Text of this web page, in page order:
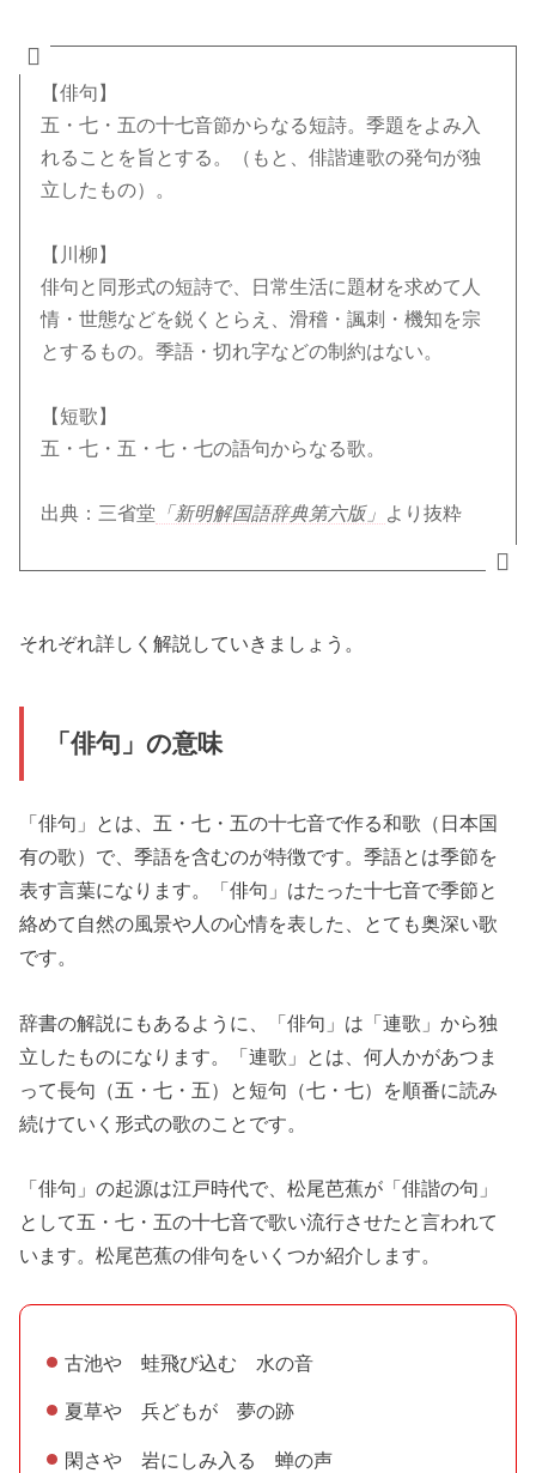
【俳句】
五・七・五の十七音節からなる短詩。季題をよみ入
れることを旨とする。（もと、俳諧連歌の発句が独
立したもの）。
【川柳】
俳句と同形式の短詩で、日常生活に題材を求めて人
情・世態などを鋭くとらえ、滑稽・諷刺・機知を宗
とするもの。季語・切れ字などの制約はない。
【短歌】
五・七・五・七・七の語句からなる歌。
出典：三省堂 「新明解国語辞典第六版」 より抜粋
それぞれ詳しく解説していきましょう。
「俳句」の意味
「俳句」とは、五・七・五の十七音で作る和歌（日本国
有の歌）で、季語を含むのが特徴です。季語とは季節を
表す言葉になります。「俳句」はたった十七音で季節と
絡めて自然の風景や人の心情を表した、とても奥深い歌
です。
辞書の解説にもあるように、「俳句」は「連歌」から独
立したものになります。「連歌」とは、何人かがあつま
って長句（五・七・五）と短句（七・七）を順番に読み
続けていく形式の歌のことです。
「俳句」の起源は江戸時代で、松尾芭蕉が「俳諧の句」
として五・七・五の十七音で歌い流行させたと言われて
います。松尾芭蕉の俳句をいくつか紹介します。
古池や 蛙飛び込む 水の音
夏草や 兵どもが 夢の跡
閑さや 岩にしみ入る 蝉の声